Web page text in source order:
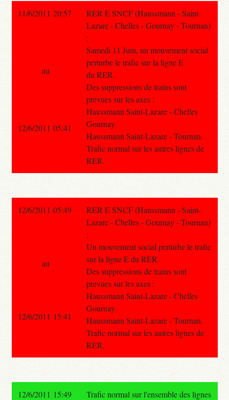
11/6/2011 20:57
RER E SNCF (Haussmann - Saint-
Lazare - Chelles - Gournay - Tournan)
:
Samedi 11 Juin, un mouvement social
perturbe le trafic sur la ligne E
du RER.
Des suppressions de trains sont
prevues sur les axes :
Haussmann Saint-Lazare - Chelles
Gournay.
Haussmann Saint-Lazare - Tournan.
Trafic normal sur les autres lignes de
RER.
au
12/6/2011 05:41
12/6/2011 05:49
RER E SNCF (Haussmann - Saint-
Lazare - Chelles - Gournay - Tournan)
:
Un mouvement social perturbe le trafic
sur la ligne E du RER.
Des suppressions de trains sont
prevues sur les axes :
Haussmann Saint-Lazare - Chelles
Gournay.
Haussmann Saint-Lazare - Tournan.
Trafic normal sur les autres lignes de
RER.
au
12/6/2011 15:41
12/6/2011 15:49
Trafic normal sur l'ensemble des lignes